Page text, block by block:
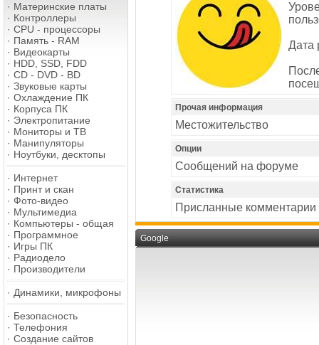
· Материнские платы
· Контроллеры
· CPU - процессоры
· Память - RAM
· Видеокарты
· HDD, SSD, FDD
· CD - DVD - BD
· Звуковые карты
· Охлаждение ПК
· Корпуса ПК
· Электропитание
· Мониторы и ТВ
· Манипуляторы
· Ноутбуки, десктопы
· Интернет
· Принт и скан
· Фото-видео
· Мультимедиа
· Компьютеры - общая
· Программное
· Игры ПК
· Радиодело
· Производители
· Динамики, микрофоны
· Безопасность
· Телефония
· Создание сайтов
Дата
Прочая информация
Местожительство
Опции
Сообщений на форуме
Статистика
Присланные комментарии
Google